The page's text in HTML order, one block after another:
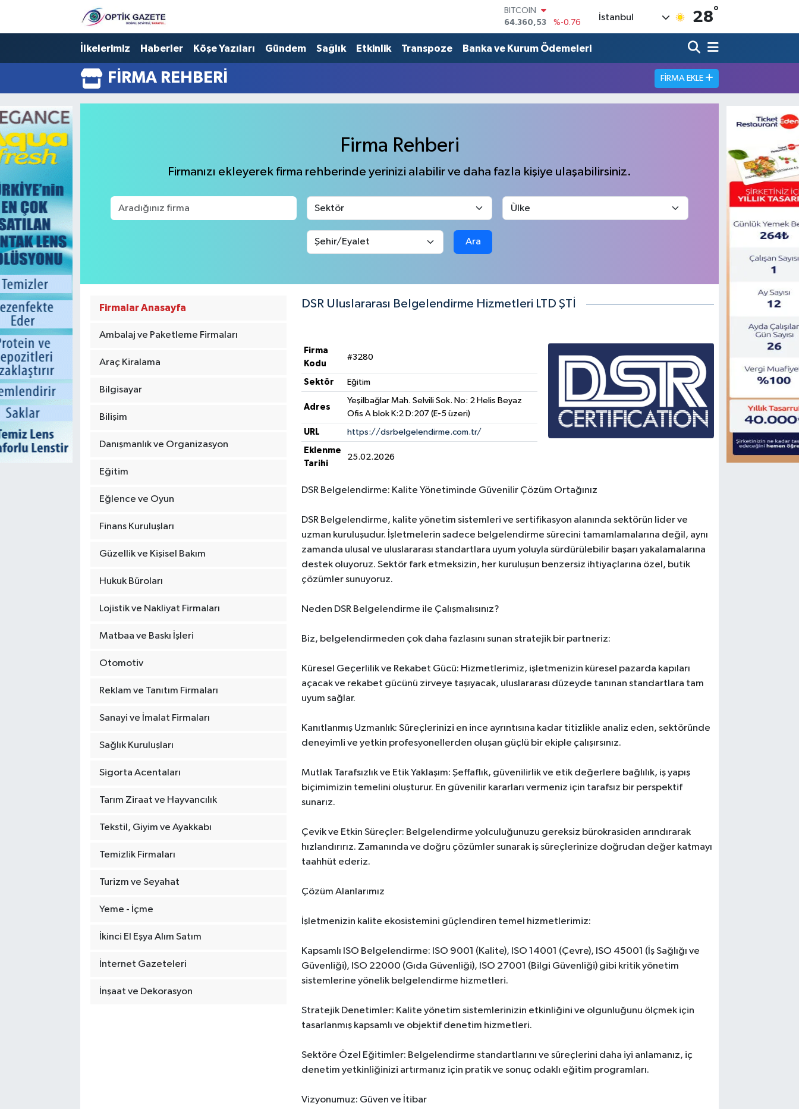
BITCOIN
64.360,53
%-0.76
DOLAR
47,7069
%0.17
64,1897
%0.02
GRAM ALTIN
İstanbul 28°
İlkelerimiz Haberler Köşe Yazıları Gündem Sağlık Etkinlik Transpoze Banka ve Kurum Ödemeleri
FIRMA REHBERI FIRMA EKLE
Firma Rehberi
Firmanızı ekleyerek firma rehberinde yerinizi alabilir ve daha fazla kişiye ulaşabilirsiniz.
Ara
Firmalar Anasayfa
Ambalaj ve Paketleme Firmaları
Araç Kiralama
Bilgisayar
Bilişim
Danışmanlık ve Organizasyon
Eğitim
Eğlence ve Oyun
Finans Kuruluşları
Güzellik ve Kişisel Bakım
Hukuk Büroları
Lojistik ve Nakliyat Firmaları
Matbaa ve Baskı İşleri
Otomotiv
Reklam ve Tanıtım Firmaları
Sanayi ve İmalat Firmaları
Sağlık Kuruluşları
Sigorta Acentaları
Tarım Ziraat ve Hayvancılık
Tekstil, Giyim ve Ayakkabı
Temizlik Firmaları
Turizm ve Seyahat
Yeme - İçme
İkinci El Eşya Alım Satım
İnternet Gazeteleri
İnşaat ve Dekorasyon
DSR Uluslararası Belgelendirme Hizmetleri LTD ŞTİ
Firma
Kodu
#3280
Sektör Eğitim
Adres
Yeşilbağlar Mah. Selvili Sok. No: 2 Helis Beyaz
Ofis A blok K:2 D:207 (E-5 üzeri)
URL https://dsrbelgelendirme.com.tr/
Eklenme
Tarihi
25.02.2026
DSR Belgelendirme: Kalite Yönetiminde Güvenilir Çözüm Ortağınız
DSR Belgelendirme, kalite yönetim sistemleri ve sertifikasyon alanında sektörün lider ve
uzman kuruluşudur. İşletmelerin sadece belgelendirme sürecini tamamlamalarına değil, aynı
zamanda ulusal ve uluslararası standartlara uyum yoluyla sürdürülebilir başarı yakalamalarına
destek oluyoruz. Sektör fark etmeksizin, her kuruluşun benzersiz ihtiyaçlarına özel, butik
çözümler sunuyoruz.
Neden DSR Belgelendirme ile Çalışmalısınız?
Biz, belgelendirmeden çok daha fazlasını sunan stratejik bir partneriz:
Küresel Geçerlilik ve Rekabet Gücü: Hizmetlerimiz, işletmenizin küresel pazarda kapıları
açacak ve rekabet gücünü zirveye taşıyacak, uluslararası düzeyde tanınan standartlara tam
uyum sağlar.
Kanıtlanmış Uzmanlık: Süreçlerinizi en ince ayrıntısına kadar titizlikle analiz eden, sektöründe
deneyimli ve yetkin profesyonellerden oluşan güçlü bir ekiple çalışırsınız.
Mutlak Tarafsızlık ve Etik Yaklaşım: Şeffaflık, güvenilirlik ve etik değerlere bağlılık, iş yapış
biçimimizin temelini oluşturur. En güvenilir kararları vermeniz için tarafsız bir perspektif
sunarız.
Çevik ve Etkin Süreçler: Belgelendirme yolculuğunuzu gereksiz bürokrasiden arındırarak
hızlandırırız. Zamanında ve doğru çözümler sunarak iş süreçlerinize doğrudan değer katmayı
taahhüt ederiz.
Çözüm Alanlarımız
İşletmenizin kalite ekosistemini güçlendiren temel hizmetlerimiz:
Kapsamlı ISO Belgelendirme: ISO 9001 (Kalite), ISO 14001 (Çevre), ISO 45001 (İş Sağlığı ve
Güvenliği), ISO 22000 (Gıda Güvenliği), ISO 27001 (Bilgi Güvenliği) gibi kritik yönetim
sistemlerine yönelik belgelendirme hizmetleri.
Stratejik Denetimler: Kalite yönetim sistemlerinizin etkinliğini ve olgunluğunu ölçmek için
tasarlanmış kapsamlı ve objektif denetim hizmetleri.
Sektöre Özel Eğitimler: Belgelendirme standartlarını ve süreçlerini daha iyi anlamanız, iç
denetim yetkinliğinizi artırmanız için pratik ve sonuç odaklı eğitim programları.
Vizyonumuz: Güven ve İtibar
Nöbetçi Eczaneler
Hava Durumu
İstanbul Namaz Vakitleri
Trafik Durumu
Süper Lig Puan Durumu ve Fikstür
Tüm Manşetler
Son Dakika Haberleri
Haber Arşivi